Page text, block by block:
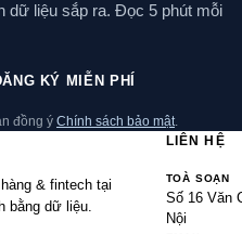
dữ liệu sắp ra. Đọc 5 phút mỗi
KÝ MIỄN PHÍ
đồng ý Chính sách bảo mật
& fintech tại
bằng dữ liệu.
LIÊN HỆ
TOÀ SOẠN
Số 16 Văn
Nội